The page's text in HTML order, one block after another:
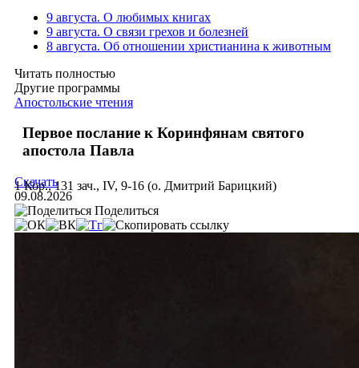
9 августа. О любимых книгах
9 августа. О связи грехов и болезней
8 августа. Об отношении христианина к животным
Читать полностью
Другие программы
Апостольские чтения
Первое послание к Коринфянам святого
апостола Павла
1 Кор., 131 зач., IV, 9-16 (о. Дмитрий Барицкий)
Скачать
09.08.2026
Поделиться